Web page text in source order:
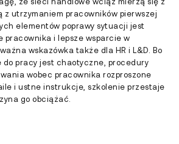
z utrzymaniem pracowników pierwszej
elementów poprawy sytuacji jest
pracownika i lepsze wsparcie w
wskazówka także dla HR i L&D. Bo
pracy jest chaotyczne, procedury
wobec pracownika rozproszone
i ustne instrukcje, szkolenie przestaje
go obciążać.